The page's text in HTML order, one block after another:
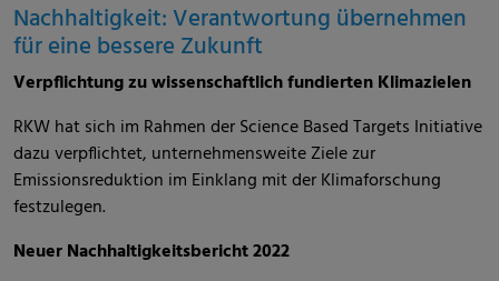
Nachhaltigkeit: Verantwortung übernehmen
für eine bessere Zukunft
Verpflichtung zu wissenschaftlich fundierten Klimazielen
RKW hat sich im Rahmen der Science Based Targets Initiative
dazu verpflichtet, unternehmensweite Ziele zur
Emissionsreduktion im Einklang mit der Klimaforschung
festzulegen.
Neuer Nachhaltigkeitsbericht 2022